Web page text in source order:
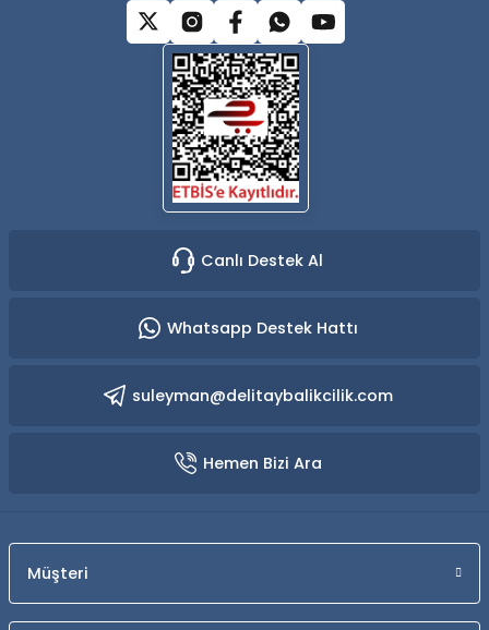
Canlı Destek Al
Whatsapp Destek Hattı
suleyman@delitaybalikcilik.com
Hemen Bizi Ara
Müşteri